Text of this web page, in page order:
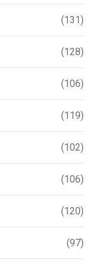
(131)
(128)
(106)
(119)
(102)
(106)
(120)
(97)